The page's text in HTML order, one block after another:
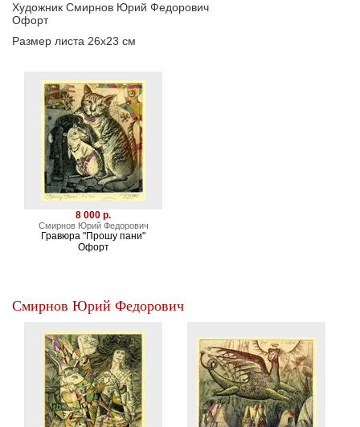
Художник Смирнов Юрий Федорович
Офорт
Размер листа 26х23 см
8 000 р.
Смирнов Юрий Федорович
Гравюра "Прошу пани"
Офорт
Смирнов Юрий Федорович